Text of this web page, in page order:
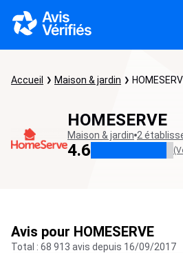
Accueil Maison & jardin
HOMESERVE
Maison & jardin 2
4.6
Avis pour HOMESERVE
Total : 68 913 avis depuis 16/09/2017